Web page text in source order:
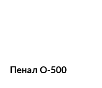
Пенал О-500